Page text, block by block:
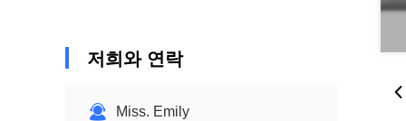
저희와 연락
Miss. Emily